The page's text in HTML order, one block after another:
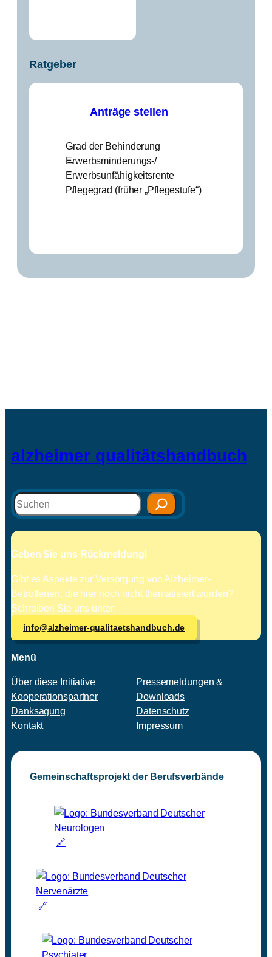
Ratgeber
Anträge stellen
Grad der Behinderung
Erwerbsminderungs-/
Erwerbsunfähigkeitsrente
Pflegegrad (früher „Pflegestufe“)
alzheimer qualitätshandbuch
Suchen
Geben Sie uns Rückmeldung!
Gibt es Aspekte zur Versorgung von Alzheimer-
Betroffenen, die hier noch nicht thematisiert wurden?
Schreiben Sie uns unter:
info@alzheimer-qualitaetshandbuch.de
Menü
Über diese Initiative
Kooperationspartner
Danksagung
Kontakt
Pressemeldungen &
Downloads
Datenschutz
Impressum
Gemeinschaftsprojekt der Berufsverbände